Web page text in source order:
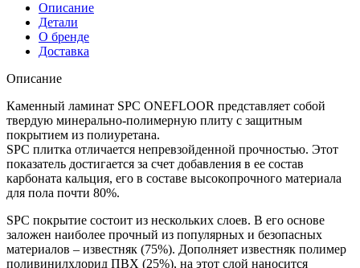
Описание
Детали
О бренде
Доставка
Описание
Каменный ламинат SPC ONEFLOOR представляет собой
твердую минерально-полимерную плиту с защитным
покрытием из полиуретана.
SPC плитка отличается непревзойденной прочностью. Этот
показатель достигается за счет добавления в ее состав
карбоната кальция, его в составе высокопрочного материала
для пола почти 80%.
SPC покрытие состоит из нескольких слоев. В его основе
заложен наиболее прочный из популярных и безопасных
материалов – известняк (75%). Дополняет известняк полимер
поливинилхлорид ПВХ (25%), на этот слой наносится